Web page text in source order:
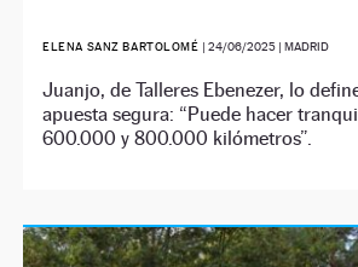
ELENA SANZ BARTOLOMÉ | 24/06/2025| MADRID
Juanjo, de Talleres Ebenezer, lo
apuesta segura: “Puede hacer
600.000 y 800.000 kilómetros”.